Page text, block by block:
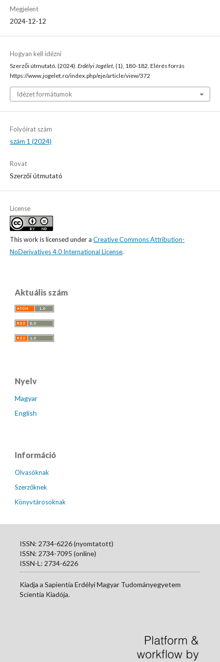
Megjelent
2024-12-12
Hogyan kell idézni
Szerzői útmutató. (2024). Erdélyi Jogélet , (1), 180-182. Elérés forrás
https://www.jogelet.ro/index.php/eje/article/view/372
Idézet formátumok
Folyóirat szám
szám 1 (2024)
Rovat
Szerzői útmutató
License
This work is licensed under a Creative Commons Attribution-
NoDerivatives 4.0 International License.
Aktuális szám
Nyelv
Magyar
English
Információ
Olvasóknak
Szerzőknek
Könyvtárosoknak
ISSN: 2734-6226 (nyomtatott)
ISSN: 2734-7095 (online)
ISSN-L: 2734-6226
Kiadja a Sapientia Erdélyi Magyar Tudományegyetem
Scientia Kiadója.